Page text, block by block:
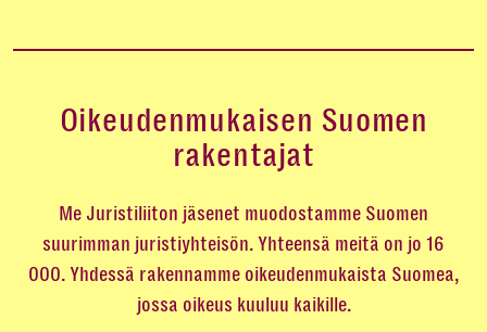
Oikeudenmukaisen Suomen
rakentajat
Me Juristiliiton jäsenet muodostamme Suomen
suurimman juristiyhteisön. Yhteensä meitä on jo 16
000. Yhdessä rakennamme oikeudenmukaista Suomea,
jossa oikeus kuuluu kaikille.